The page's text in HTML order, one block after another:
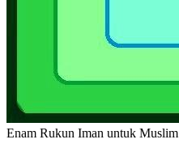
Enam Rukun Iman untuk Muslim